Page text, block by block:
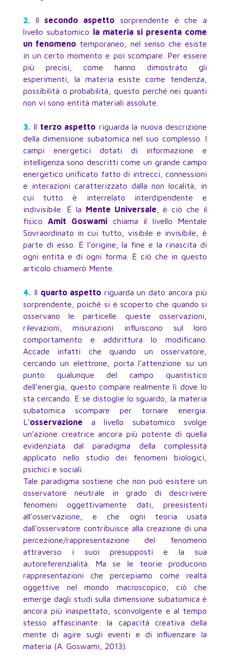
2.Il secondo aspetto sorprendente è che a
livello subatomico la materia si presenta come
un fenomenotemporaneo, nel senso che esiste
in un certo momento e poi scompare. Per essere
più precisi, come hanno dimostrato gli
esperimenti, la materia esiste come tendenza,
possibilità o probabilità, questo perché nei quanti
non vi sono entità materiali assolute.
3.Il terzo aspetto riguarda la nuova descrizione
della dimensione subatomica nel suo complesso. I
campi energetici dotati di informazione e
intelligenza sono descritti come un grande campo
energetico unificato fatto di intrecci, connessioni
e interazioni caratterizzato dalla non località, in
cui tutto è interrelato interdipendente e
indivisibile. È la Mente Universale , è ciò che il
fisicoAmit Goswamichiama il livello Mentale
Sovraordinato in cui tutto, visibile e invisibile, è
parte di esso. È l’origine, la fine e la rinascita di
ogni entità e di ogni forma. È ciò che in questo
articolo chiamerò Mente.
4.Il quarto aspettoriguarda un dato ancora più
sorprendente, poiché si è scoperto che quando si
osservano le particelle queste osservazioni,
rilevazioni, misurazioni influiscono sul loro
comportamento e addirittura lo modificano.
Accade infatti che quando un osservatore,
cercando un elettrone, porta l’attenzione su un
punto qualunque del campo quantistico
dell’energia, questo compare realmente lì dove lo
sta cercando. E se distoglie lo sguardo, la materia
subatomica scompare per tornare energia.
L’osservazione a livello subatomico svolge
un’azione creatrice ancora più potente di quella
evidenziata dal paradigma della complessità
applicato nello studio dei fenomeni biologici,
psichici e sociali.
Tale paradigma sostiene che non può esistere un
osservatore neutrale in grado di descrivere
fenomeni oggettivamente dati, preesistenti
all’osservazione, e che ogni teoria usata
dall’osservatore contribuisce alla creazione di una
percezione/rappresentazione del fenomeno
attraverso i suoi presupposti e la sua
autoreferenzialità. Ma se le teorie producono
rappresentazioni che percepiamo come realtà
oggettive nel mondo macroscopico, ciò che
emerge dagli studi sulla dimensione subatomica è
ancora più inaspettato, sconvolgente e al tempo
stesso affascinante: la capacità creativa della
mente di agire sugli eventi e di influenzare la
materia (A. Goswami, 2013).